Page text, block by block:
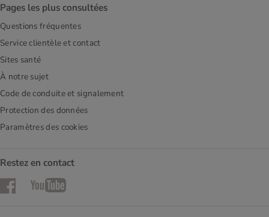
Pages les plus consultées
Questions fréquentes
Service clientèle et contact
Sites santé
À notre sujet
Code de conduite et signalement
Protection des données
Paramètres des cookies
Restez en contact
FacebookYouTube